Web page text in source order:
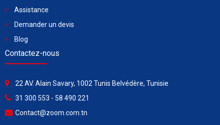
Assistance
Demander un devis
Blog
Contactez-nous
22 AV. Alain Savary, 1002 Tunis Belvédère, Tunisie
31 300 553 - 58 490 221
Contact@zoom.com.tn